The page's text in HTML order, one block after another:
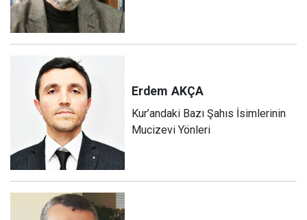
Erdem AKÇA
Kur’andaki Bazı Şahıs İsimlerinin
Mucizevi Yönleri